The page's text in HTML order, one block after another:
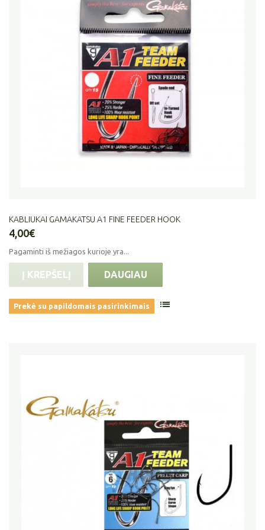
KABLIUKAI GAMAKATSU A1 FINE FEEDER HOOK
4,00€
Pagaminti iš mežiagos kurioje yra...
Į KREPŠELĮ DAUGIAU
Prekė su papildomais pasirinkimais